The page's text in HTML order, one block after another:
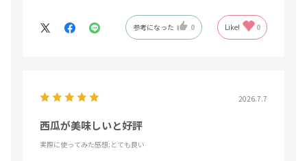
参考になった 0 Like! 0
2026.7.7
西瓜が美味しいと好評
実際に使ってみた感想:とても良い